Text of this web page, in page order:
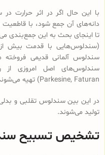
با این حال اگر در اثر حرارت
دانه‌های آن جمع شود، با
تا اینجای بحث به این جمع‌بندی
سندلوس آلمانی قدیمی
Parkesine, Faturan) تهیه می‌شوند.
در این بین سندلوس تقلبی و
تولید می‌شوند.
تشخیص تسبیح